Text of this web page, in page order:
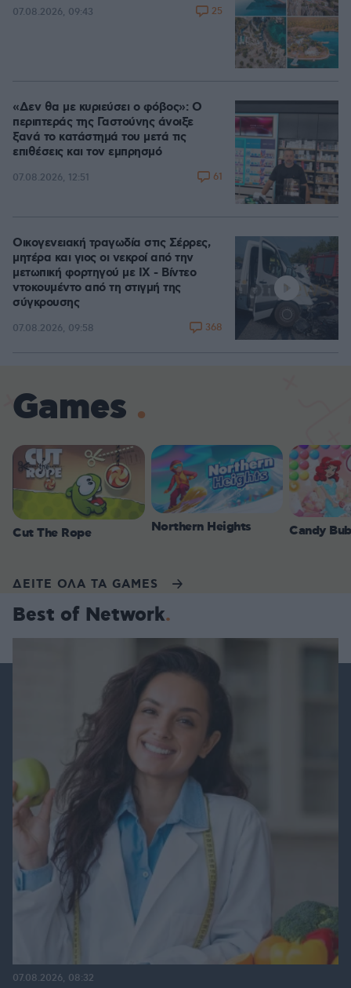
07.08.2026, 09:43 25
«Δεν θα με κυριεύσει ο φόβος»: Ο
περιπτεράς της Γαστούνης άνοιξε
ξανά το κατάστημά του μετά τις
επιθέσεις και τον εμπρησμό
07.08.2026, 12:51 61
Οικογενειακή τραγωδία στις Σέρρες,
μητέρα και γιος οι νεκροί από την
μετωπική φορτηγού με ΙΧ - Βίντεο
ντοκουμέντο από τη στιγμή της
σύγκρουσης
07.08.2026, 09:58 368
Games
Cut The Rope Northern Heights Candy
ΔΕΙΤΕ ΟΛΑ ΤΑ GAMES
Best of Network
07.08.2026, 08:32